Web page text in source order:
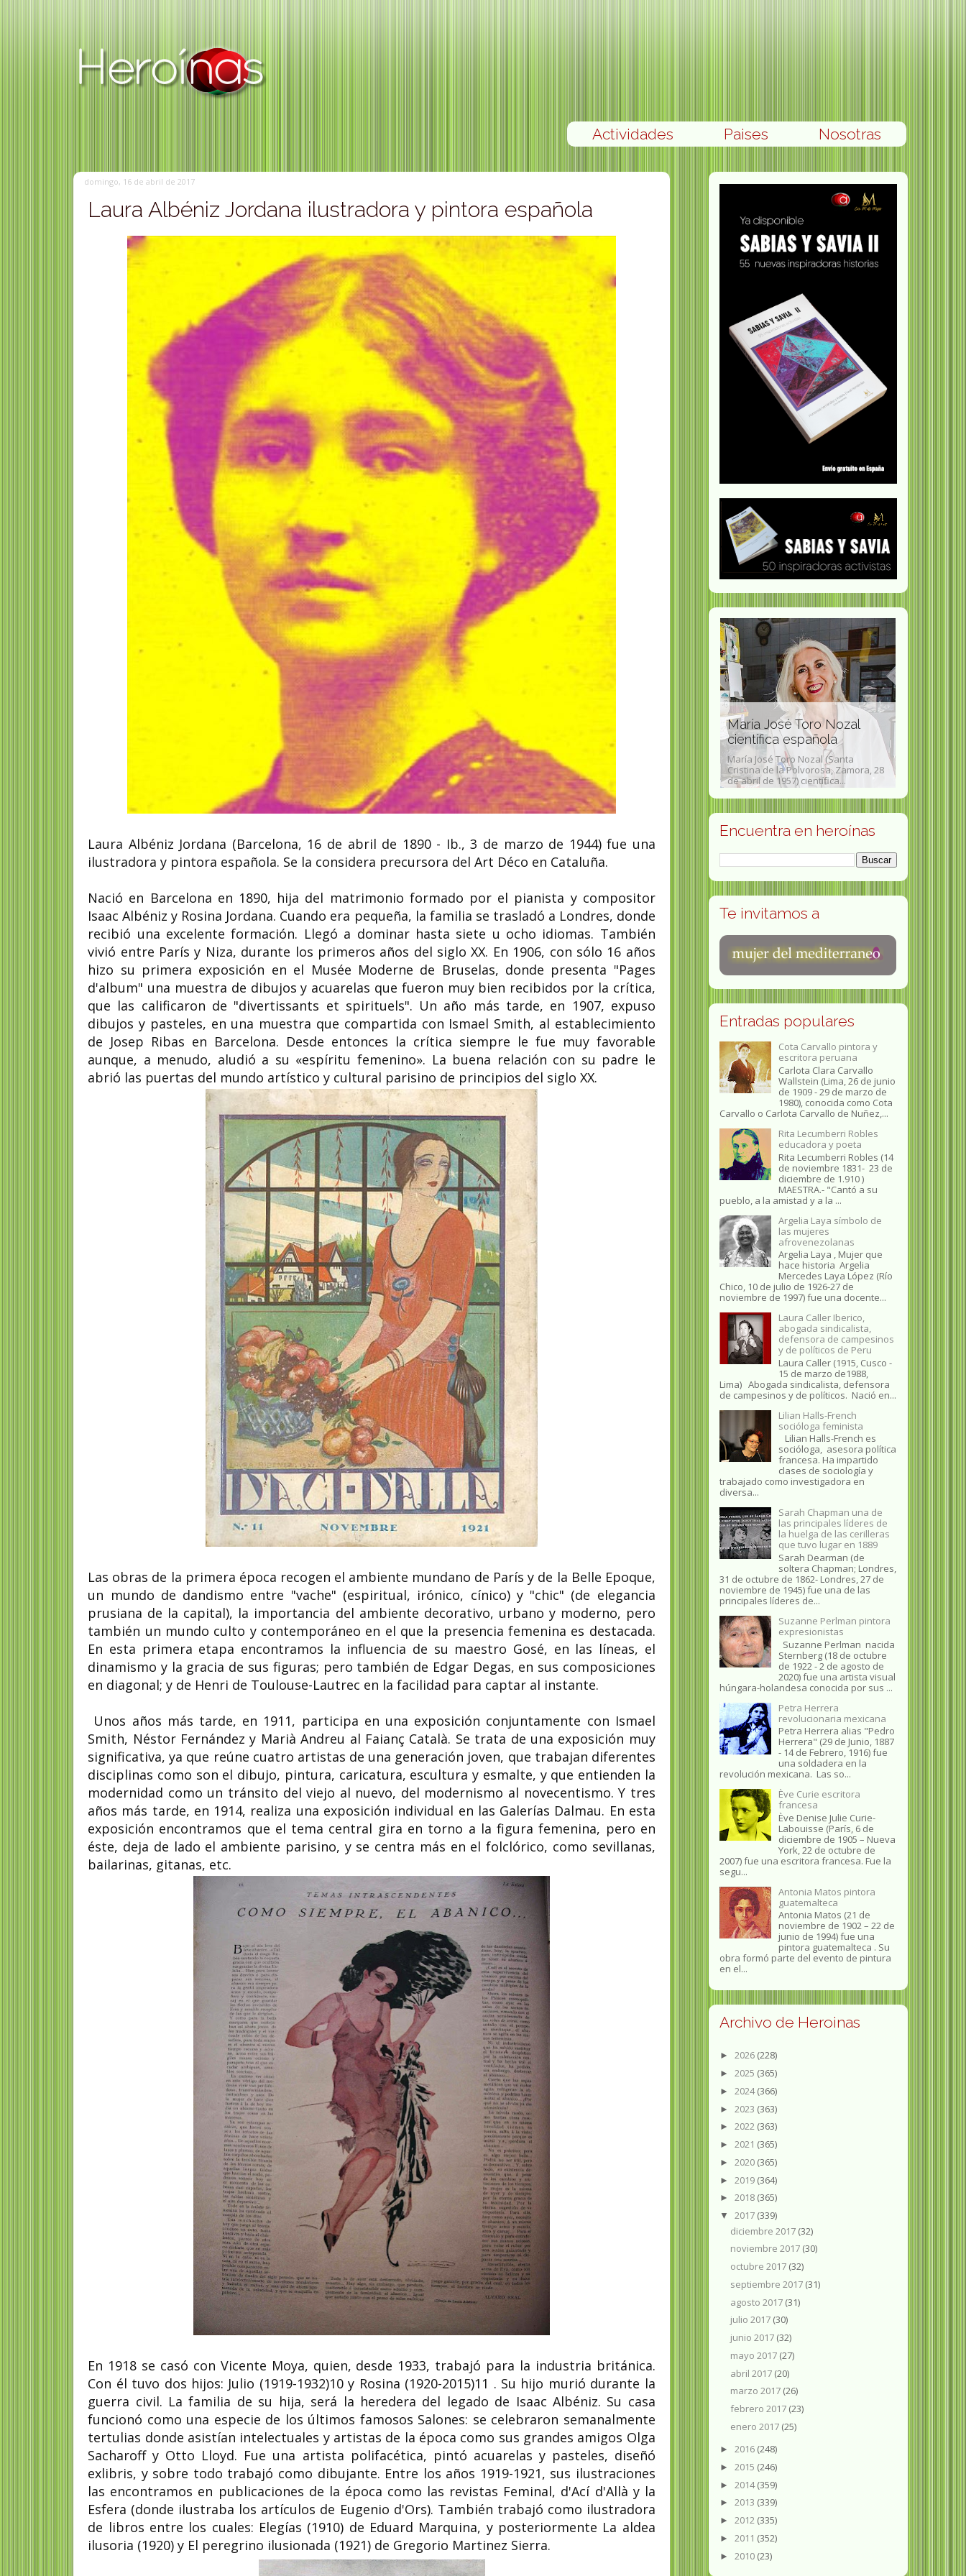
Nosotras
Paises
Actividades
domingo, 16 de abril de 2017
Laura Albéniz Jordana ilustradora y pintora española
Laura Albéniz Jordana (Barcelona, ​​16 de abril de 1890 - Ib., 3 de marzo de 1944) fue una
ilustradora y pintora española. Se la considera precursora del Art Déco en Cataluña.
Nació en Barcelona en 1890, hija del matrimonio formado por el pianista y compositor
Isaac Albéniz y Rosina Jordana. Cuando era pequeña, la familia se trasladó a Londres, donde
recibió una excelente formación. Llegó a dominar hasta siete u ocho idiomas. También
vivió entre París y Niza, durante los primeros años del siglo XX. En 1906, con sólo 16 años
hizo su primera exposición en el Musée Moderne de Bruselas, donde presenta "Pages
d'album" una muestra de dibujos y acuarelas que fueron muy bien recibidos por la crítica,
que las calificaron de "divertissants et spirituels". Un año más tarde, en 1907, expuso
dibujos y pasteles, en una muestra que compartida con Ismael Smith, al establecimiento
de Josep Ribas en Barcelona. Desde entonces la crítica siempre le fue muy favorable
aunque, a menudo, aludió a su «espíritu femenino». La buena relación con su padre le
abrió las puertas del mundo artístico y cultural parisino de principios del siglo XX.
Las obras de la primera época recogen el ambiente mundano de París y de la Belle Epoque,
un mundo de dandismo entre "vache" (espiritual, irónico, cínico) y "chic" (de elegancia
prusiana de la capital), la importancia del ambiente decorativo, urbano y moderno, pero
también un mundo culto y contemporáneo en el que la presencia femenina es destacada.
En esta primera etapa encontramos la influencia de su maestro Gosé, en las líneas, el
dinamismo y la gracia de sus figuras; pero también de Edgar Degas, en sus composiciones
en diagonal; y de Henri de Toulouse-Lautrec en la facilidad para captar al instante.
Unos años más tarde, en 1911, participa en una exposición conjuntamente con Ismael
Smith, Néstor Fernández y Marià Andreu al Faianç Català. Se trata de una exposición muy
significativa, ya que reúne cuatro artistas de una generación joven, que trabajan diferentes
disciplinas como son el dibujo, pintura, caricatura, escultura y esmalte, y que entienden la
modernidad como un tránsito del viejo al nuevo, del modernismo al novecentismo. Y tres
años más tarde, en 1914, realiza una exposición individual en las Galerías Dalmau. En esta
exposición encontramos que el tema central gira en torno a la figura femenina, pero en
éste, deja de lado el ambiente parisino, y se centra más en el folclórico, como sevillanas,
bailarinas, gitanas, etc.
En 1918 se casó con Vicente Moya, quien, desde 1933, trabajó para la industria británica.
Con él tuvo dos hijos: Julio (1919-1932)10 y Rosina (1920-2015)11 . Su hijo murió durante la
guerra civil. La familia de su hija, será la heredera del legado de Isaac Albéniz. Su casa
funcionó como una especie de los últimos famosos Salones: se celebraron semanalmente
tertulias donde asistían intelectuales y artistas de la época como sus grandes amigos Olga
Sacharoff y Otto Lloyd. Fue una artista polifacética, pintó acuarelas y pasteles, diseñó
exlibris, y sobre todo trabajó como dibujante. Entre los años 1919-1921, sus ilustraciones
las encontramos en publicaciones de la época como las revistas Feminal, d'Ací d'Allà y la
Esfera (donde ilustraba los artículos de Eugenio d'Ors). También trabajó como ilustradora
de libros entre los cuales: Elegías (1910) de Eduard Marquina, y posteriormente La aldea
ilusoria (1920) y El peregrino ilusionada (1921) de Gregorio Martinez Sierra.
Soledad Murillo socióloga
feminista, investigadora y
política española
Soledad Murillo de la Vega (Madrid,
21 de abril de 1956) es una socióloga
feminista, investigadora...
Marion Talbot (31 de julio de 1858 -
20 de octubre de 1948) fue una
educadora estadounidense que
se...
María José Toro Nozal
científica española
María José Toro Nozal (Santa
Cristina de la Polvorosa, Zamora, 28
de abril de 1957) científica...
Encuentra en heroínas
Te invitamos a
Entradas populares
Cota Carvallo pintora y
escritora peruana
Carlota Clara Carvallo
Wallstein (Lima, 26 de junio
de 1909 - 29 de marzo de
1980), conocida como Cota
Carvallo o Carlota Carvallo de Nuñez,...
Rita Lecumberri Robles
educadora y poeta
Rita Lecumberri Robles (14
de noviembre 1831- 23 de
diciembre de 1.910 )
MAESTRA.- "Cantó a su
pueblo, a la amistad y a la ...
Argelia Laya símbolo de
las mujeres
afrovenezolanas
Argelia Laya , Mujer que
hace historia Argelia
Mercedes Laya López (Río
Chico, 10 de julio de 1926-27 de
noviembre de 1997) fue una docente...
Laura Caller Iberico,
abogada sindicalista,
defensora de campesinos
y de políticos de Peru
Laura Caller (1915, Cusco -
15 de marzo de1988,
Lima) Abogada sindicalista, defensora
de campesinos y de políticos. Nació en...
Lilian Halls-French
socióloga feminista
Lilian Halls-French es
socióloga, asesora política
francesa. Ha impartido
clases de sociología y
trabajado como investigadora en
diversa...
Sarah Chapman una de
las principales líderes de
la huelga de las cerilleras
que tuvo lugar en 1889
Sarah Dearman (de
soltera Chapman; Londres,
31 de octubre de 1862​- Londres, 27 de
noviembre de 1945)​ fue una de las
principales líderes de...
Suzanne Perlman pintora
expresionistas
Suzanne Perlman nacida
Sternberg (18 de octubre
de 1922 - 2 de agosto de
2020) fue una artista visual
húngara-holandesa conocida por sus ...
Petra Herrera
revolucionaria mexicana
Petra Herrera alias "Pedro
Herrera" (29 de Junio, 1887
- 14 de Febrero, 1916) fue
una soldadera en la
revolución mexicana. Las so...
Ève Curie escritora
francesa
Ève Denise Julie Curie-
Labouisse (París, 6 de
diciembre de 1905 – Nueva
York, 22 de octubre de
2007) fue una escritora francesa. Fue la
segu...
Antonia Matos pintora
guatemalteca
Antonia Matos (21 de
noviembre de 1902 – 22 de
junio de 1994) fue una
pintora guatemalteca . Su
obra formó parte del evento de pintura
en el...
Archivo de Heroinas
► 2026 (228)
► 2025 (365)
► 2024(366)
► 2023 (363)
► 2022 (363)
► 2021 (365)
► 2020 (365)
► 2019 (364)
► 2018 (365)
▼ 2017 (339)
diciembre 2017 (32)
noviembre 2017 (30)
octubre 2017 (32)
septiembre 2017 (31)
agosto 2017 (31)
julio 2017 (30)
junio 2017 (32)
mayo 2017 (27)
abril 2017 (20)
marzo 2017 (26)
febrero 2017 (23)
enero 2017 (25)
► 2016 (248)
► 2015 (246)
► 2014(359)
► 2013 (339)
► 2012 (335)
► 2011 (352)
► 2010 (23)